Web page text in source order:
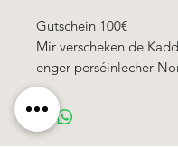
Gutschein 100€
Mir verscheken de
enger perséinlecher